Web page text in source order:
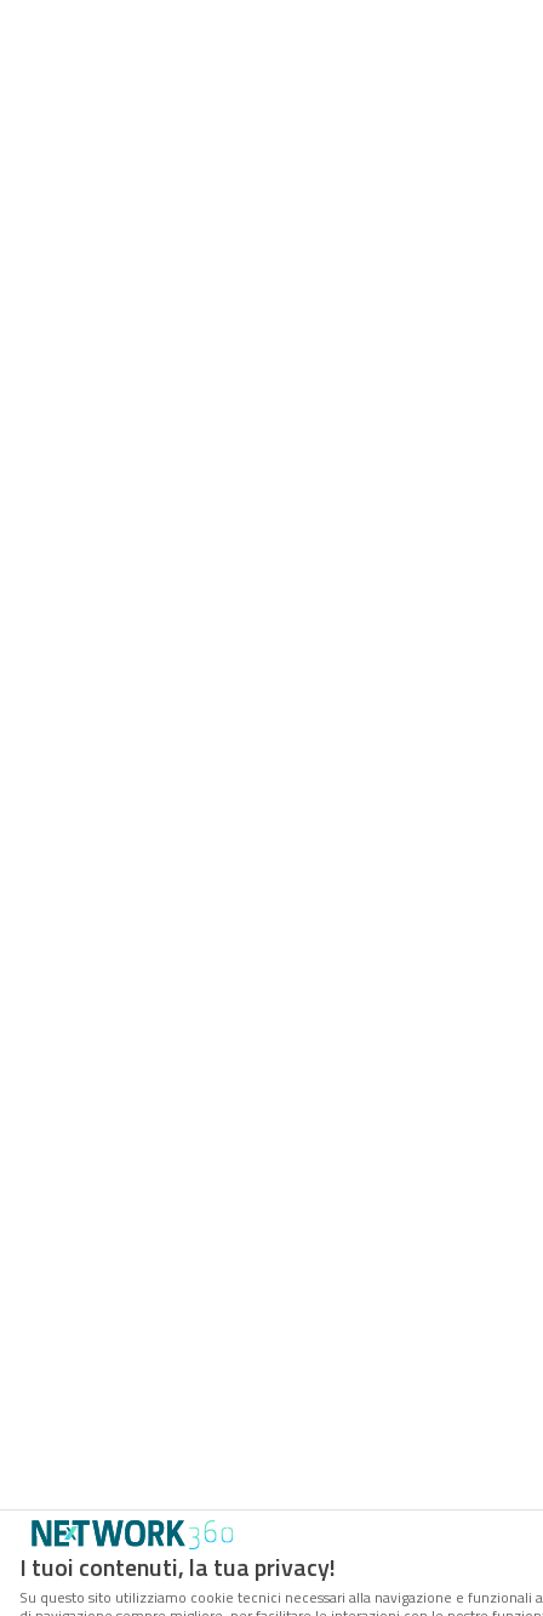
I tuoi contenuti, la tua privacy!
Su questo sito utilizziamo cookie tecnici necessari alla navigazione e